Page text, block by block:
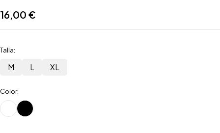
16,00 €
Talla:
M L XL
Color: